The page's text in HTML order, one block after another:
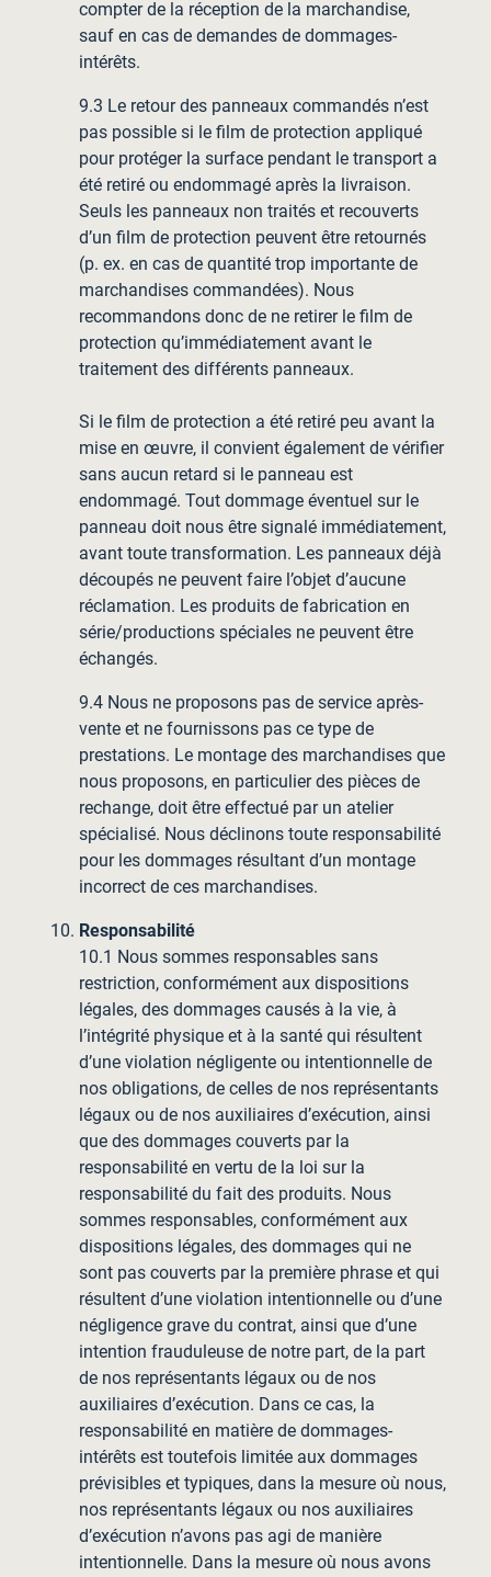
compter de la réception de la marchandise,
sauf en cas de demandes de dommages-
intérêts.
9.3 Le retour des panneaux commandés n’est
pas possible si le film de protection appliqué
pour protéger la surface pendant le transport a
été retiré ou endommagé après la livraison.
Seuls les panneaux non traités et recouverts
d’un film de protection peuvent être retournés
(p. ex. en cas de quantité trop importante de
marchandises commandées). Nous
recommandons donc de ne retirer le film de
protection qu’immédiatement avant le
traitement des différents panneaux.
Si le film de protection a été retiré peu avant la
mise en œuvre, il convient également de vérifier
sans aucun retard si le panneau est
endommagé. Tout dommage éventuel sur le
panneau doit nous être signalé immédiatement,
avant toute transformation. Les panneaux déjà
découpés ne peuvent faire l’objet d’aucune
réclamation. Les produits de fabrication en
série/productions spéciales ne peuvent être
échangés.
9.4 Nous ne proposons pas de service après-
vente et ne fournissons pas ce type de
prestations. Le montage des marchandises que
nous proposons, en particulier des pièces de
rechange, doit être effectué par un atelier
spécialisé. Nous déclinons toute responsabilité
pour les dommages résultant d’un montage
incorrect de ces marchandises.
Responsabilité
10.1 Nous sommes responsables sans
restriction, conformément aux dispositions
légales, des dommages causés à la vie, à
l’intégrité physique et à la santé qui résultent
d’une violation négligente ou intentionnelle de
nos obligations, de celles de nos représentants
légaux ou de nos auxiliaires d’exécution, ainsi
que des dommages couverts par la
responsabilité en vertu de la loi sur la
responsabilité du fait des produits. Nous
sommes responsables, conformément aux
dispositions légales, des dommages qui ne
sont pas couverts par la première phrase et qui
résultent d’une violation intentionnelle ou d’une
négligence grave du contrat, ainsi que d’une
intention frauduleuse de notre part, de la part
de nos représentants légaux ou de nos
auxiliaires d’exécution. Dans ce cas, la
responsabilité en matière de dommages-
intérêts est toutefois limitée aux dommages
prévisibles et typiques, dans la mesure où nous,
nos représentants légaux ou nos auxiliaires
d’exécution n’avons pas agi de manière
intentionnelle. Dans la mesure où nous avons